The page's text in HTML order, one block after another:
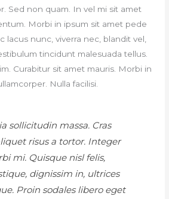
Sed non quam. In vel mi sit amet
Morbi in ipsum sit amet pede
lacus nunc, viverra nec, blandit vel,
tincidunt malesuada tellus.
Curabitur sit amet mauris. Morbi in
Nulla facilisi.
sollicitudin massa. Cras
risus a tortor. Integer
mi. Quisque nisl felis,
dignissim in, ultrices
Proin sodales libero eget